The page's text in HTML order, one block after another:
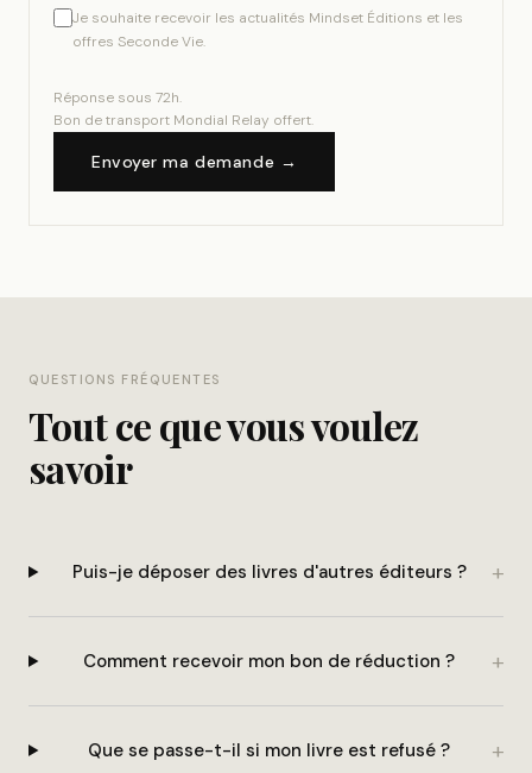
Je souhaite recevoir les actualités Mindset Éditions et les
offres Seconde Vie.
Réponse sous 72h.
Bon de transport Mondial Relay offert.
Envoyer ma demande →
QUESTIONS FRÉQUENTES
Tout ce que vous voulez
savoir
Puis-je déposer des livres d'autres éditeurs ?
Comment recevoir mon bon de réduction ?
Que se passe-t-il si mon livre est refusé ?